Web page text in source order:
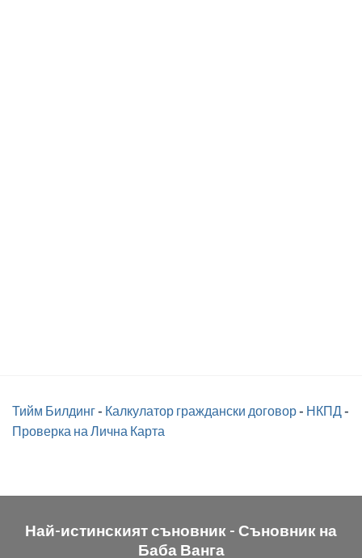
Тийм Билдинг- Калкулатор граждански договор- НКПД -
Проверка на Лична Карта
Най-истинският съновник - Съновник на
Баба Ванга